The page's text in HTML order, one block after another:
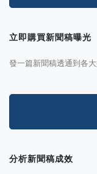
立即購買新聞稿曝光
發一篇新聞稿透通到各
分析新聞稿成效